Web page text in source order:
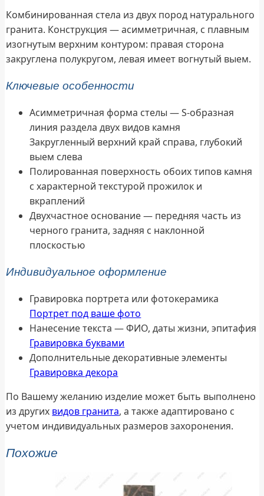
Комбинированная стела из двух пород натурального
гранита. Конструкция — асимметричная, с плавным
изогнутым верхним контуром: правая сторона
закруглена полукругом, левая имеет вогнутый выем.
Ключевые особенности
Асимметричная форма стелы — S-образная
линия раздела двух видов камня
Закругленный верхний край справа, глубокий
выем слева
Полированная поверхность обоих типов камня
с характерной текстурой прожилок и
вкраплений
Двухчастное основание — передняя часть из
черного гранита, задняя с наклонной
плоскостью
Индивидуальное оформление
Гравировка портрета или фотокерамика
Портрет под ваше фото
Нанесение текста — ФИО, даты жизни, эпитафия
Гравировка буквами
Дополнительные декоративные элементы
Гравировка декора
По Вашему желанию изделие может быть выполнено
из других видов гранита, а также адаптировано с
учетом индивидуальных размеров захоронения.
Похожие